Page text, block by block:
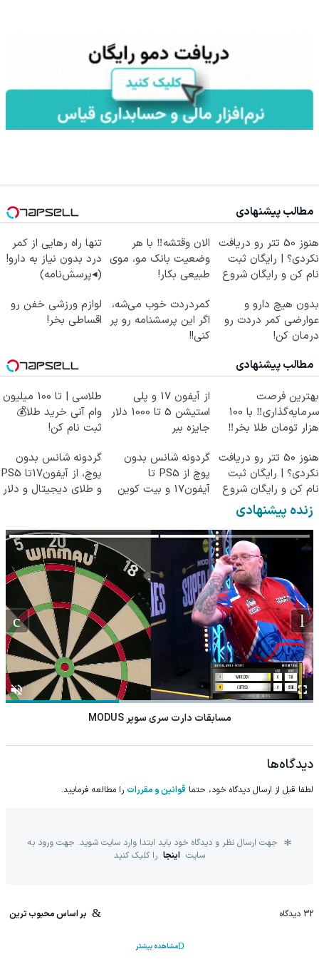
مطالب پیشنهادی
هنوز 50 تتر رو دریافت
نکردی؟ | رایگان ثبت
نام کن و رایگان شروع
الان وقتشه‼️ با هر
وضعیت بانک مو، موی
طبیعی بکار!
تنها راه رهایی از کمر
درد بدون نیاز به دارو!
(◂پرسش‌نامه)
بدون هیچ دارو و
عوارضی کمر دردت رو
درمان کن!
کمردردت خوب می‌شه،
اگر این پرسشنامه رو پر
کنی!!
لوازم ورزشی خفن رو
اقساطی بخر!
مطالب پیشنهادی
بهترین فرصت
سرمایه‌گذاری‼️ با 100
هزار تومان طلا بخر‼️
از آیفون 17 و پلی
استیشن 5 تا 1000 دلار
جایزه ببر
طلاسی | تا 100 میلیون
وام آنی خرید طلا💰
ثبت نام کن!
هنوز 50 تتر رو دریافت
نکردی؟ | رایگان ثبت
نام کن و رایگان شروع
کن!
گردونه شانس بدون
پوچ از PS5 تا
آیفون17 و بیت کوین
گردونه شانس بدون
پوچ، از آیفون17تا PS5
و طلای دیجیتال و دلار
زنده پیشنهادی
مسابقات دارت سری سوپر MODUS
دیدگاه‌ها
لطفا قبل از ارسال دیدگاه خود، حتما قوانین و مقررات را مطالعه فرمایید.
جهت ارسال نظر و دیدگاه خود باید ابتدا وارد سایت شوید. جهت ورود به
سایت اینجا را کلیک کنید
32 دیدگاه بر اساس محبوب ترین
مشاهده بیشتر